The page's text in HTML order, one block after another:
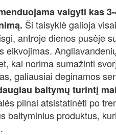
valgyti kas
Ši taisyklė galioja
antroje dienos pusėje
eikvojimas.
kai norima sumažinti
galiausiai deginamos
baltymų turintį
pilnai atsistatinėti po
baltyminius produktus,